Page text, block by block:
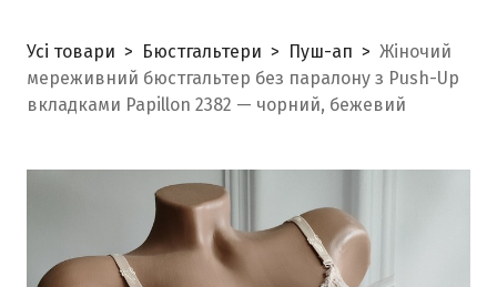
Усі товари Бюстгальтери Пуш-ап
Жіночий
мереживний бюстгальтер без паралону з Push-Up
вкладками Papillon 2382 — чорний, бежевий